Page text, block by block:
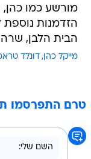
מורשע כמו
הזדמנות
הבית הלבן,
מייקל כהן דונלד
טרם התפרסמו